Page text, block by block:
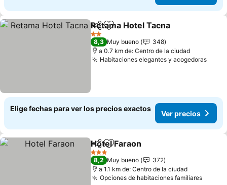
CompartirAgregar a favoritos
Retama Hotel Tacna
2 Estrellas
8,3 Muy bueno
348
a 0.7 km de: Centro de la ciudad
Habitaciones elegantes y acogedorasVer
Elige fechas para ver los precios exactos
Ver precios
CompartirAgregar a favoritos
Hotel Faraon
3 Estrellas
8,2 Muy bueno
372
a 1.1 km de: Centro de la ciudad
Opciones de habitaciones familiaresVer